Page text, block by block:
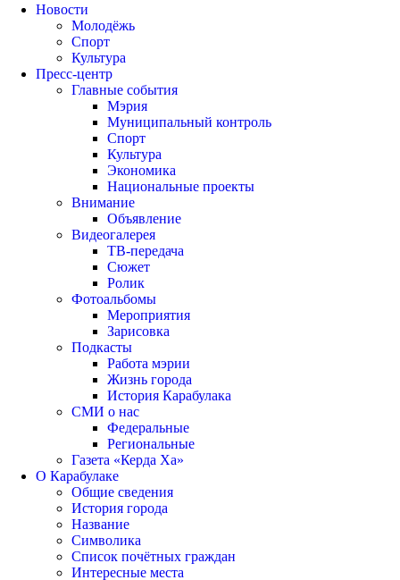
Новости
Молодёжь
Спорт
Культура
Пресс-центр
Главные события
Мэрия
Муниципальный контроль
Спорт
Культура
Экономика
Национальные проекты
Внимание
Объявление
Видеогалерея
ТВ-передача
Сюжет
Ролик
Фотоальбомы
Мероприятия
Зарисовка
Подкасты
Работа мэрии
Жизнь города
История Карабулака
СМИ о нас
Федеральные
Региональные
Газета «Керда Ха»
О Карабулаке
Общие сведения
История города
Название
Символика
Список почётных граждан
Интересные места